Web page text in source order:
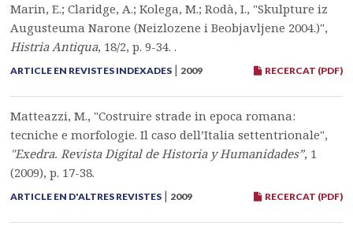
Marin, E.; Claridge, A.; Kolega, M.; Rodà, I., "Skulpture iz
Augusteuma Narone (Neizlozene i Beobjavljene 2004.)",
Histria Antiqua, 18/2, p. 9-34. .
RECERCAT (PDF)
ARTICLE EN REVISTES INDEXADES | 2009
Matteazzi, M., "Costruire strade in epoca romana:
tecniche e morfologie. Il caso dell’Italia settentrionale",
"Exedra. Revista Digital de Historia y Humanidades”, 1
(2009), p. 17-38.
RECERCAT (PDF)
ARTICLE EN D'ALTRES REVISTES | 2009